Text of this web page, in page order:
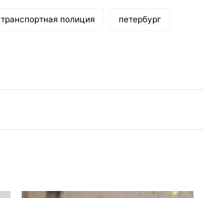
транспортная полиция петербург